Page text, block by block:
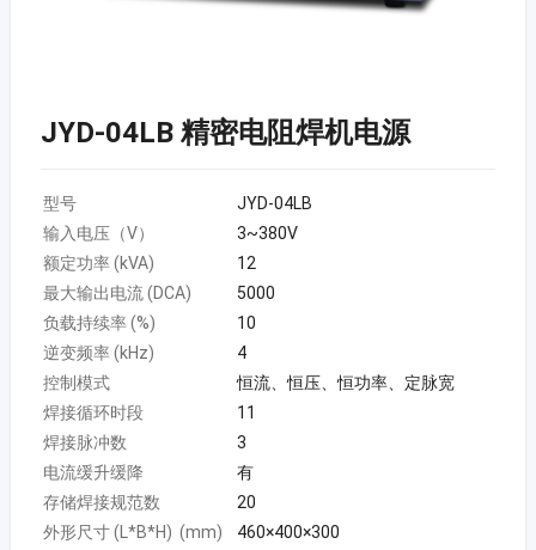
JYD-04LB 精密电阻焊机电源
型号
JYD-04LB
输入电压（V）
3~380V
额定功率 (kVA)
12
最大输出电流 (DCA)
5000
负载持续率 (%)
10
逆变频率 (kHz)
4
控制模式
恒流、恒压、恒功率、定脉宽
焊接循环时段
11
焊接脉冲数
3
电流缓升缓降
有
存储焊接规范数
20
外形尺寸 (L*B*H) (mm)
460×400×300